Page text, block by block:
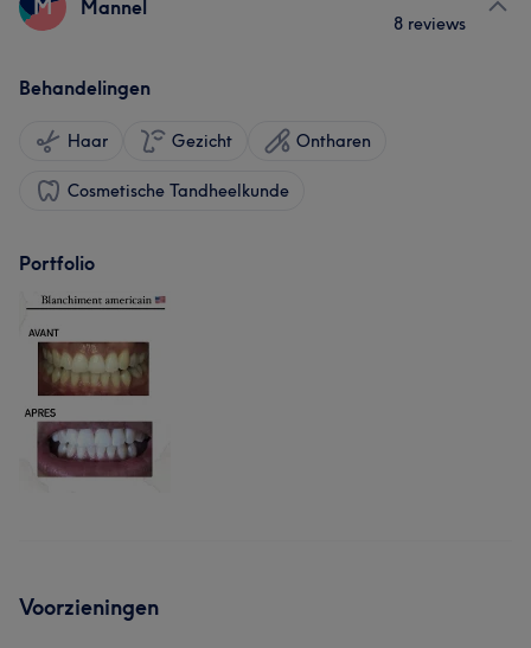
M Mannel
8 reviews
Behandelingen
Haar Gezicht Ontharen
Cosmetische Tandheelkunde
Portfolio
Voorzieningen